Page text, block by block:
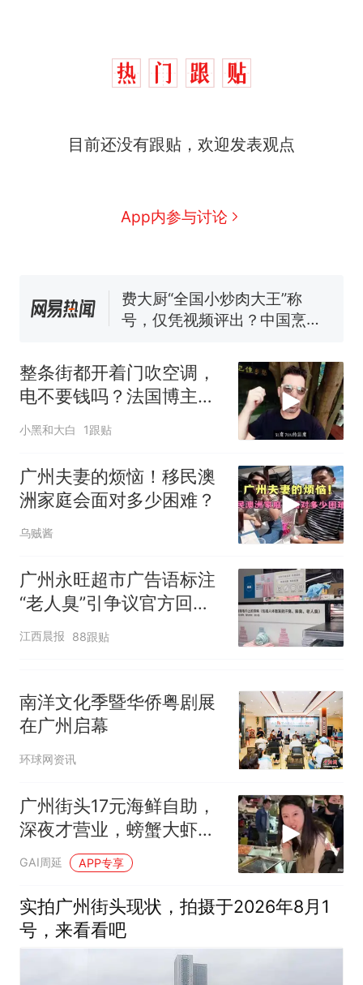
目前还没有跟贴，欢迎发表观点
App内参与讨论
争议，此前一天内数万人从摩
新 男子上山采菌偶然发现鸡枞
协会回应
美国一场追捕行动中，一男子
在车辆行驶中爬上车顶跳舞。
官方通报
惊艳！字都飘起来了 博主在田
间创作“悬浮字” 网友：真·裸眼
西班牙飞地休达边境，摩洛
争议，此前一天内数万人从摩
洛哥涌入西班牙
整条街都开着门吹空调，
电不要钱吗？法国博主在
广州街头特别疑惑
小黑和大白 1跟贴
广州夫妻的烦恼！移民澳
洲家庭会面对多少困难？
乌贼酱
广州永旺超市广告语标注
“老人臭”引争议官方回
应：统一上报反馈，门店
核实完毕后会回电
江西晨报 88跟贴
南洋文化季暨华侨粤剧展
在广州启幕
环球网资讯
广州街头17元海鲜自助，
深夜才营业，螃蟹大虾看
看还有啥
GAI周延 APP专享
实拍广州街头现状，拍摄于2026年8月1
号，来看看吧